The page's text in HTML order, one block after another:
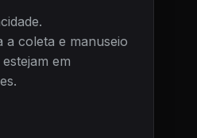
a coleta e manuseio
em